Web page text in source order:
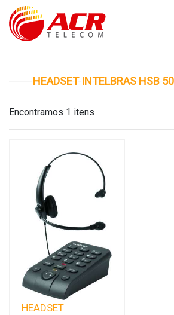
HEADSET INTELBRAS HSB
Encontramos 1 itens
HEADSET